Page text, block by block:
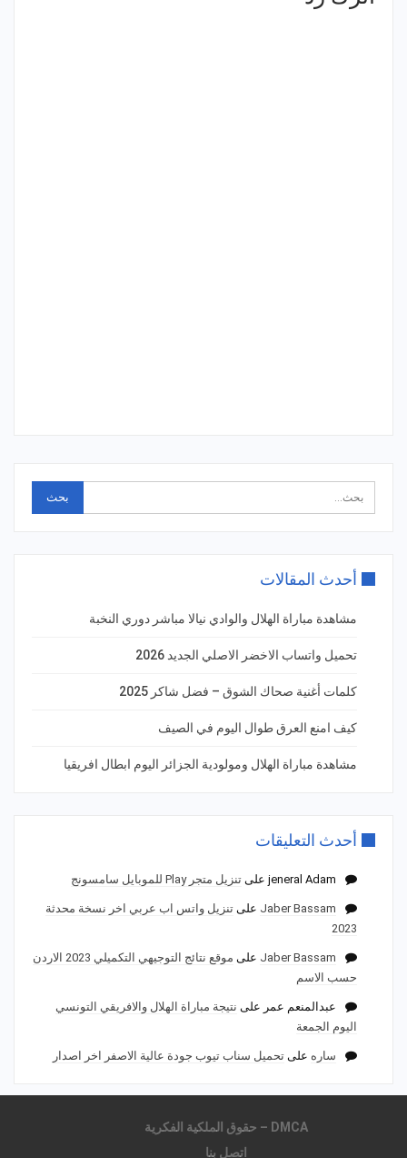
أحدث المقالات
مشاهدة مباراة الهلال والوادي نيالا مباشر دوري النخبة
تحميل واتساب الاخضر الاصلي الجديد 2026
كلمات أغنية صحاك الشوق – فضل شاكر 2025
كيف امنع العرق طوال اليوم في الصيف
مشاهدة مباراة الهلال ومولودية الجزائر اليوم ابطال افريقيا
أحدث التعليقات
jeneral Adam على تنزيل متجر Play للموبايل سامسونج
Jaber Bassam على تنزيل واتس اب عربي اخر نسخة محدثة
2023
Jaber Bassam على
موقع نتائج التوجيهي التكميلي 2023 الاردن
حسب الاسم
عبدالمنعم عمر على نتيجة مباراة الهلال والافريقي التونسي
اليوم الجمعة
ساره على تحميل سناب تيوب جودة عالية الاصفر اخر اصدار
DMCA – حقوق الملكية الفكرية
اتصل بنا